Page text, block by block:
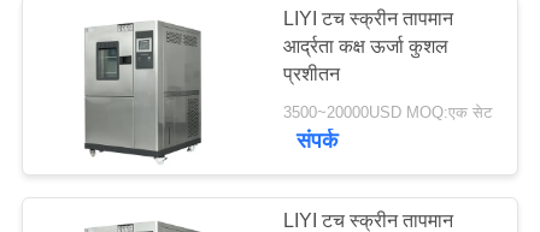
LIYI टच स्क्रीन तापमान
आर्द्रता कक्ष ऊर्जा कुशल
प्रशीतन
3500~20000USD MOQ:एक सेट
संपर्क
LIYI टच स्क्रीन तापमान